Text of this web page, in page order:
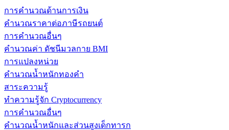
การคำนวณด้านการเงิน
คำนวณราคาต่อภาษีรถยนต์
การคำนวณอื่นๆ
คำนวณค่า ดัชนีมวลกาย BMI
การแปลงหน่วย
คำนวณน้ำหนักทองคำ
สาระความรู้
ทำความรู้จัก Cryptocurrency
การคำนวณอื่นๆ
คำนวณน้ำหนักและส่วนสูงเด็กทารก